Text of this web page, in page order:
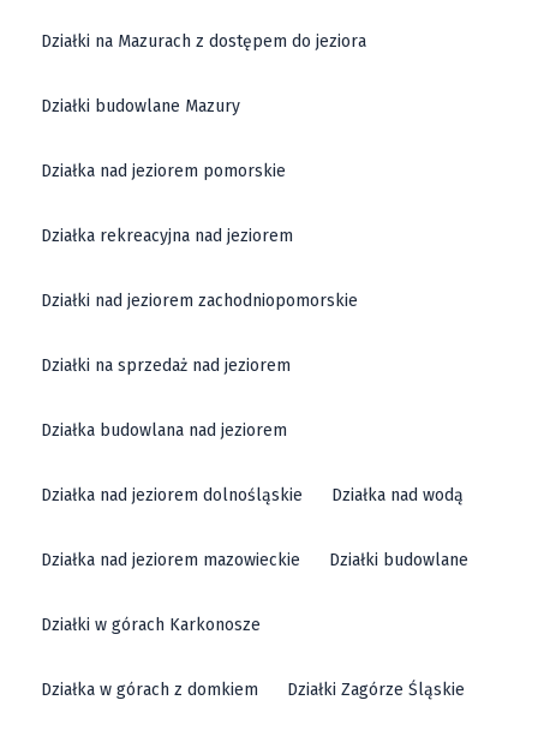
Działki na Mazurach z dostępem do jeziora
Działki budowlane Mazury
Działka nad jeziorem pomorskie
Działka rekreacyjna nad jeziorem
Działki nad jeziorem zachodniopomorskie
Działki na sprzedaż nad jeziorem
Działka budowlana nad jeziorem
Działka nad jeziorem dolnośląskie Działka nad wodą
Działka nad jeziorem mazowieckie Działki budowlane
Działki w górach Karkonosze
Działka w górach z domkiem Działki Zagórze Śląskie